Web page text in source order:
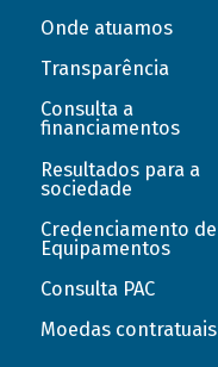
Onde atuamos
Transparência
Consulta a
financiamentos
Resultados para a
sociedade
Credenciamento de
Equipamentos
Consulta PAC
Moedas contratuais